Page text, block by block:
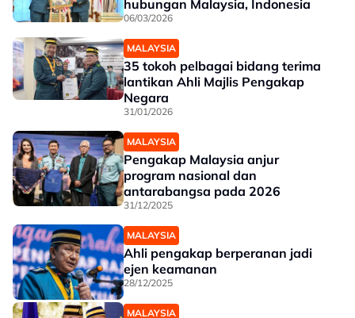
hubungan Malaysia, Indonesia
06/03/2026
MALAYSIA
35 tokoh pelbagai bidang terima
lantikan Ahli Majlis Pengakap
Negara
31/01/2026
MALAYSIA
Pengakap Malaysia anjur
program nasional dan
antarabangsa pada 2026
31/12/2025
MALAYSIA
Ahli pengakap berperanan jadi
ejen keamanan
28/12/2025
MALAYSIA